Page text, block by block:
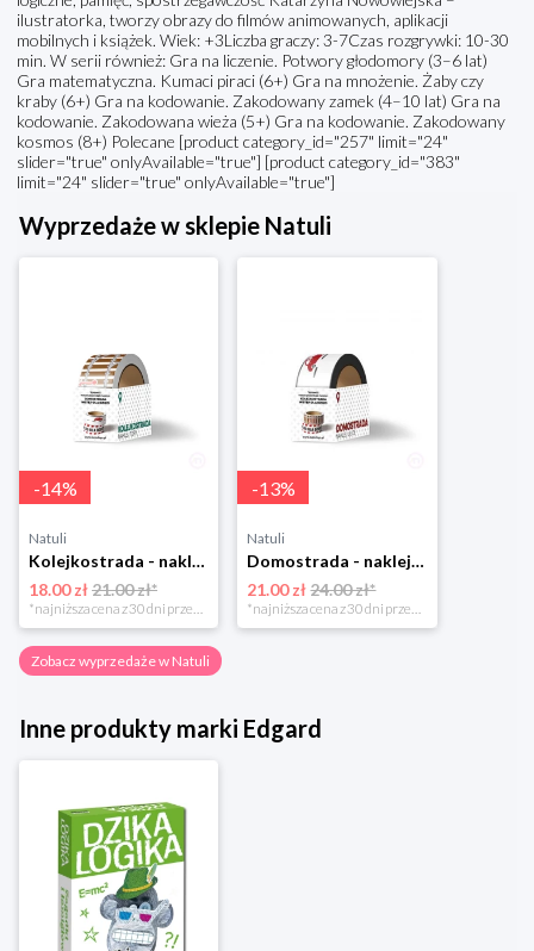
ilustratorka, tworzy obrazy do filmów animowanych, aplikacji
mobilnych i książek. Wiek: +3Liczba graczy: 3-7Czas rozgrywki: 10-30
min. W serii również: Gra na liczenie. Potwory głodomory (3–6 lat)
Gra matematyczna. Kumaci piraci (6+) Gra na mnożenie. Żaby czy
kraby (6+) Gra na kodowanie. Zakodowany zamek (4–10 lat) Gra na
kodowanie. Zakodowana wieża (5+) Gra na kodowanie. Zakodowany
kosmos (8+) Polecane [product category_id="257" limit="24"
slider="true" onlyAvailable="true"] [product category_id="383"
limit="24" slider="true" onlyAvailable="true"]
Wyprzedaże w sklepie Natuli
-14%
Natuli
Kolejkostrada - naklejaj tory Zuzutoys
18.00 zł21.00 zł*
*najniższa cena z 30 dni przed obniżką
-13%
Natuli
Domostrada - naklejaj ulice Zuzutoys
21.00 zł 24.00 zł*
*najniższa cena z 30 dni przed obniżką
Zobacz wyprzedaże w Natuli
Inne produkty marki Edgard